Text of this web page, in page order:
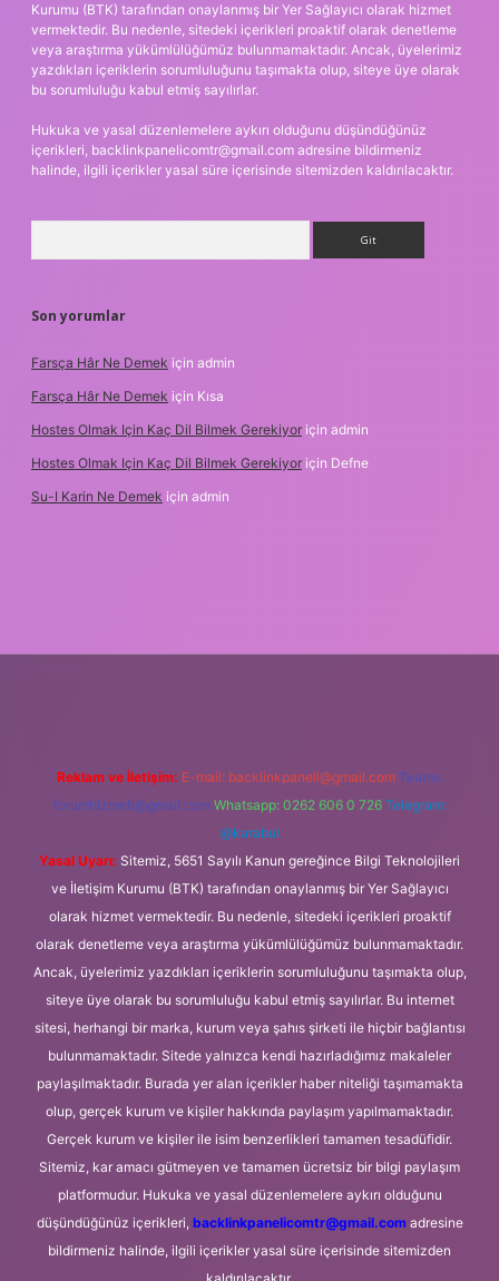
Kurumu (BTK) tarafından onaylanmış bir Yer Sağlayıcı olarak hizmet
vermektedir. Bu nedenle, sitedeki içerikleri proaktif olarak denetleme
veya araştırma yükümlülüğümüz bulunmamaktadır. Ancak, üyelerimiz
yazdıkları içeriklerin sorumluluğunu taşımakta olup, siteye üye olarak
bu sorumluluğu kabul etmiş sayılırlar.
Hukuka ve yasal düzenlemelere aykırı olduğunu düşündüğünüz
içerikleri, backlinkpanelicomtr@gmail.com adresine bildirmeniz
halinde, ilgili içerikler yasal süre içerisinde sitemizden kaldırılacaktır.
Son yorumlar
Farsça Hâr Ne Demek için admin
Farsça Hâr Ne Demek için Kısa
Hostes Olmak Için Kaç Dil Bilmek Gerekiyor için admin
Hostes Olmak Için Kaç Dil Bilmek Gerekiyor için Defne
Su-I Karin Ne Demek için admin
Reklam ve İletişim: E-mail: backlinkpaneli@gmail.com Teams:
forumhizmeti@gmail.com Whatsapp: 0262 606 0 726 Telegram:
@karabul
Yasal Uyarı: Sitemiz, 5651 Sayılı Kanun gereğince Bilgi Teknolojileri
ve İletişim Kurumu (BTK) tarafından onaylanmış bir Yer Sağlayıcı
olarak hizmet vermektedir. Bu nedenle, sitedeki içerikleri proaktif
olarak denetleme veya araştırma yükümlülüğümüz bulunmamaktadır.
Ancak, üyelerimiz yazdıkları içeriklerin sorumluluğunu taşımakta olup,
siteye üye olarak bu sorumluluğu kabul etmiş sayılırlar. Bu internet
sitesi, herhangi bir marka, kurum veya şahıs şirketi ile hiçbir bağlantısı
bulunmamaktadır. Sitede yalnızca kendi hazırladığımız makaleler
paylaşılmaktadır. Burada yer alan içerikler haber niteliği taşımamakta
olup, gerçek kurum ve kişiler hakkında paylaşım yapılmamaktadır.
Gerçek kurum ve kişiler ile isim benzerlikleri tamamen tesadüfidir.
Sitemiz, kar amacı gütmeyen ve tamamen ücretsiz bir bilgi paylaşım
platformudur. Hukuka ve yasal düzenlemelere aykırı olduğunu
düşündüğünüz içerikleri, backlinkpanelicomtr@gmail.comadresine
bildirmeniz halinde, ilgili içerikler yasal süre içerisinde sitemizden